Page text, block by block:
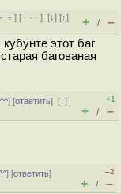
] [ · · ·][↓] [↑]
+ / –
этот баг
багованая
] [ответить][↓]
+1
+ / –
] [ответить]
–2
+ / –